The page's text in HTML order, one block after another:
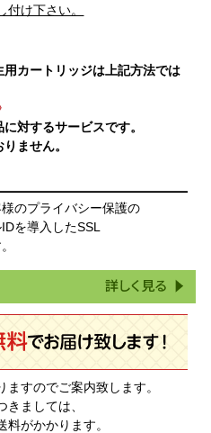
付け下さい。
カートリッジは上記方法では
対するサービスです。
ません。
のプライバシー保護の
を導入したSSL
すのでご案内致します。
ましては、
がかかります。